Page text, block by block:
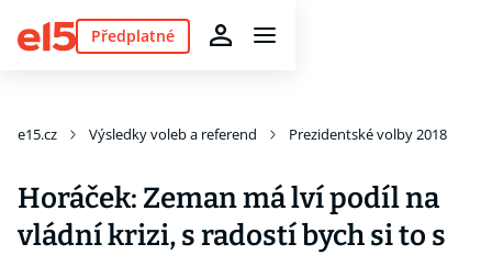
Předplatné
e15.cz Výsledky voleb a referend Prezidentské volby 2018
Horáček: Zeman má lví podíl na
vládní krizi, s radostí bych si to s